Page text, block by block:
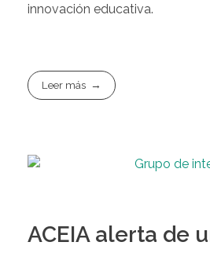
innovación educativa.
Leer más
ACEIA alerta de